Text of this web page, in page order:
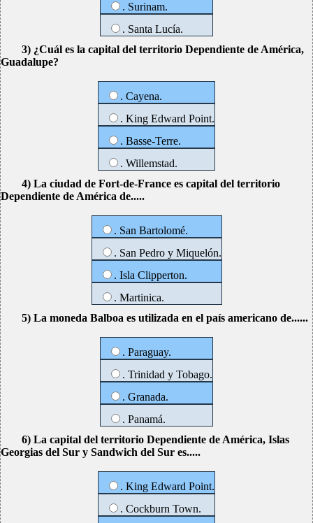
. Surinam.
. Santa Lucía.
3) ¿Cuál es la capital del territorio Dependiente de América,
Guadalupe?
. Cayena.
. King Edward Point.
. Basse-Terre.
. Willemstad.
4) La ciudad de Fort-de-France es capital del territorio
Dependiente de América de.....
. San Bartolomé.
. San Pedro y Miquelón.
. Isla Clipperton.
. Martinica.
5) La moneda Balboa es utilizada en el país americano de......
. Paraguay.
. Trinidad y Tobago.
. Granada.
. Panamá.
6) La capital del territorio Dependiente de América, Islas
Georgias del Sur y Sandwich del Sur es.....
. King Edward Point.
. Cockburn Town.